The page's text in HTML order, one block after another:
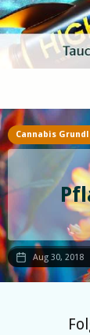
Cannabis
Aug 30, 2018